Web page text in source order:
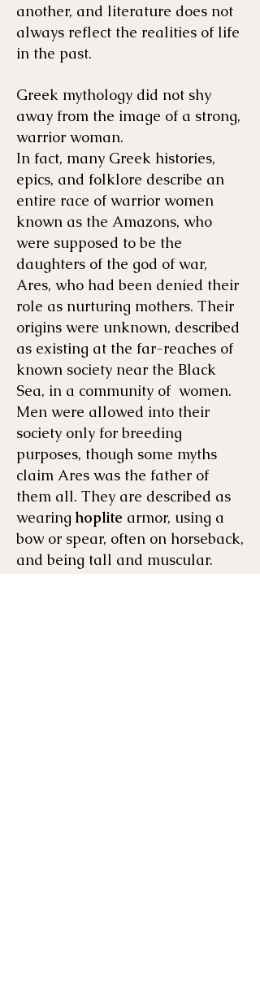
another, and literature does not
always reflect the realities of life
in the past.
Greek mythology did not shy
away from the image of a strong,
warrior woman.
In fact, many Greek histories,
epics, and folklore describe an
entire race of warrior women
known as the Amazons, who
were supposed to be the
daughters of the god of war,
Ares, who had been denied their
role as nurturing mothers. Their
origins were unknown, described
as existing at the far-reaches of
known society near the Black
Sea, in a community of women.
Men were allowed into their
society only for breeding
purposes, though some myths
claim Ares was the father of
them all. They are described as
wearing hoplite armor, using a
bow or spear, often on horseback,
and being tall and muscular.